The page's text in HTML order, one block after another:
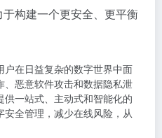
构建一个更安全、更平衡
户在日益复杂的数字世界中面
、恶意软件攻击和数据隐私泄
供一站式、主动式和智能化的
安全管理，减少在线风险，从